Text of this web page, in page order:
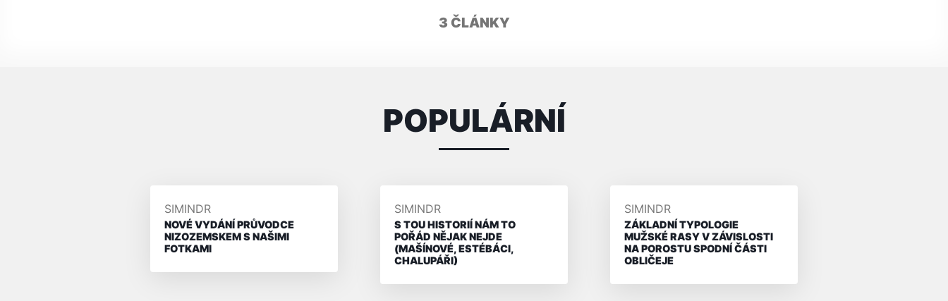
3 ČLÁNKY
POPULÁRNÍ
PŘIDAL/A
SIMINDR
NOVÉ VYDÁNÍ PRŮVODCE
NIZOZEMSKEM S NAŠIMI
FOTKAMI
PŘIDAL/A
SIMINDR
S TOU HISTORIÍ NÁM TO
POŘÁD NĚJAK NEJDE
(MAŠÍNOVÉ, ESTÉBÁCI,
CHALUPÁŘI)
PŘIDAL/A
SIMINDR
ZÁKLADNÍ TYPOLOGIE
MUŽSKÉ RASY V ZÁVISLOSTI
NA POROSTU SPODNÍ ČÁSTI
OBLIČEJE